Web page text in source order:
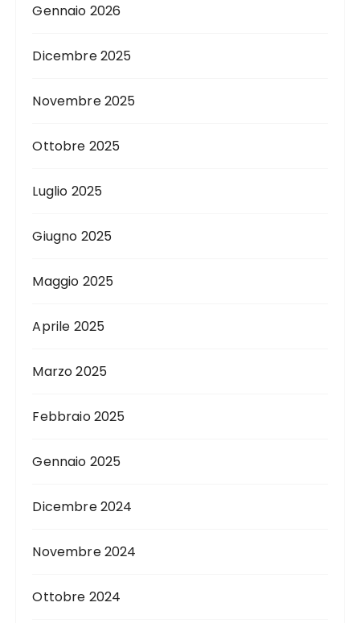
Gennaio 2026
Dicembre 2025
Novembre 2025
Ottobre 2025
Luglio 2025
Giugno 2025
Maggio 2025
Aprile 2025
Marzo 2025
Febbraio 2025
Gennaio 2025
Dicembre 2024
Novembre 2024
Ottobre 2024